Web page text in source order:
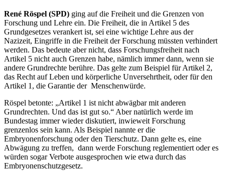
René Röspel (SPD) ging auf die Freiheit und die Grenzen von
Forschung und Lehre ein. Die Freiheit, die in Artikel 5 des
Grundgesetzes verankert ist, sei eine wichtige Lehre aus der
Nazizeit, Eingriffe in die Freiheit der Forschung müssten verhindert
werden. Das bedeute aber nicht, dass Forschungsfreiheit nach
Artikel 5 nicht auch Grenzen habe, nämlich immer dann, wenn sie
andere Grundrechte berühre. Das gelte zum Beispiel für Artikel 2,
das Recht auf Leben und körperliche Unversehrtheit, oder für den
Artikel 1, die Garantie der Menschenwürde.
Röspel betonte: „Artikel 1 ist nicht abwägbar mit anderen
Grundrechten. Und das ist gut so.“ Aber natürlich werde im
Bundestag immer wieder diskutiert, inwieweit Forschung
grenzenlos sein kann. Als Beispiel nannte er die
Embryonenforschung oder den Tierschutz. Dann gelte es, eine
Abwägung zu treffen, dann werde Forschung reglementiert oder es
würden sogar Verbote ausgesprochen wie etwa durch das
Embryonenschutzgesetz.